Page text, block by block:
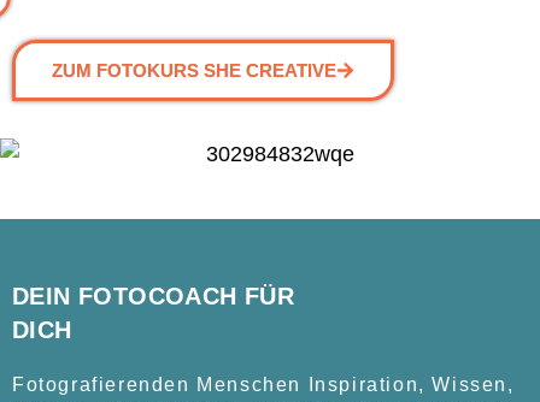
ZUM FOTOKURS SHE CREATIVE
DEIN FOTOCOACH FÜR
DICH
Fotografierenden Menschen Inspiration, Wissen,